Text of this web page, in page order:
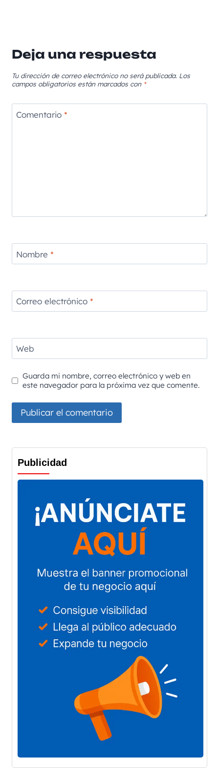
Deja una respuesta
Tu dirección de correo electrónico no será publicada. Los
campos obligatorios están marcados con *
Comentario *
Nombre *
Correo electrónico *
Web
Guarda mi nombre, correo electrónico y web en
este navegador para la próxima vez que comente.
Publicidad